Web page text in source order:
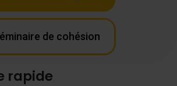
de cohésion
rapide